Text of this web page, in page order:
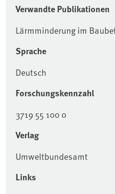
Verwandte Publikationen
Lärmminderung im
Sprache
Deutsch
Forschungskennzahl
3719 55 100 0
Verlag
Umweltbundesamt
Links